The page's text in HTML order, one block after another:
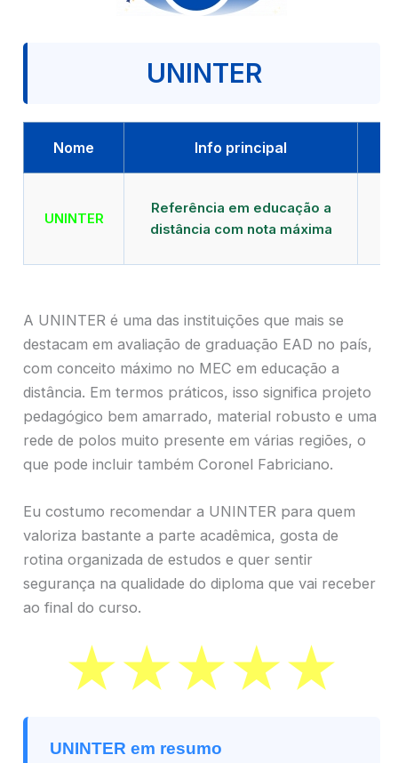
UNINTER
Nome Info principal
UNINTER
Referência em educação a
distância com nota máxima
A UNINTER é uma das instituições que mais se
destacam em avaliação de graduação EAD no país,
com conceito máximo no MEC em educação a
distância. Em termos práticos, isso significa projeto
pedagógico bem amarrado, material robusto e uma
rede de polos muito presente em várias regiões, o
que pode incluir também Coronel Fabriciano.
Eu costumo recomendar a UNINTER para quem
valoriza bastante a parte acadêmica, gosta de
rotina organizada de estudos e quer sentir
segurança na qualidade do diploma que vai receber
ao final do curso.
UNINTER em resumo